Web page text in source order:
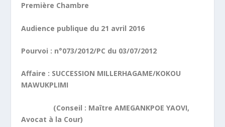
Première Chambre
Audience publique du 21 avril 2016
Pourvoi : n°073/2012/PC du 03/07/2012
Affaire : SUCCESSION MILLERHAGAME/KOKOU
MAWUKPLIMI
(Conseil : Maître AMEGANKPOE YAOVI,
Avocat à la Cour)